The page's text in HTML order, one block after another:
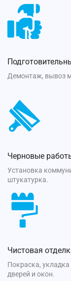
Демонтаж, вывоз
Черновые
Установка
штукатурка.
Чистовая
Покраска,
дверей и окон.